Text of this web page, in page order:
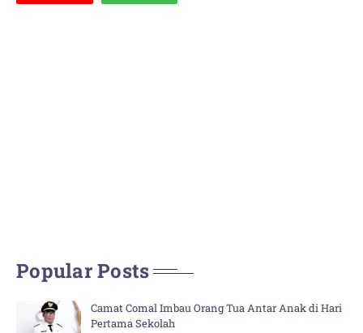
Popular Posts
Camat Comal Imbau Orang Tua Antar Anak di Hari
Pertama Sekolah